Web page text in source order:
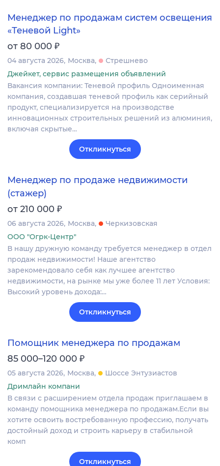
Менеджер по продажам систем освещения
«Теневой Light»
от 80 000 ₽
04 августа 2026 Москва
Стрешнево
Джейкет, сервис размещения объявлений
Вакансия компании: Теневой профиль Одноименная
компания, создавшая теневой профиль как серийный
продукт, специализируется на производстве
инновационных строительных решений из алюминия,
включая скрытые…
Откликнуться
Менеджер по продаже недвижимости
(стажер)
от 210 000 ₽
06 августа 2026 Москва
Черкизовская
ООО "Огрк-Центр"
В нашу дружную команду требуется менеджер в отдел
продаж недвижимости! Наше агентство
зарекомендовало себя как лучшее агентство
недвижимости, на рынке мы уже более 11 лет Условия:
Высокий уровень дохода:…
Откликнуться
Помощник менеджера по продажам
85 000–120 000 ₽
05 августа 2026 Москва
Шоссе Энтузиастов
Дримлайн компани
В связи с расширением отдела продаж приглашаем в
команду помощника менеджера по продажам.Если вы
хотите освоить востребованную профессию, получать
достойный доход и строить карьеру в стабильной
комп
Откликнуться